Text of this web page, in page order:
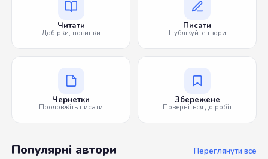
Читати
Добірки, новинки
Писати
Публікуйте твори
Чернетки
Продовжіть писати
Збережене
Поверніться до робіт
Популярні автори Переглянути все